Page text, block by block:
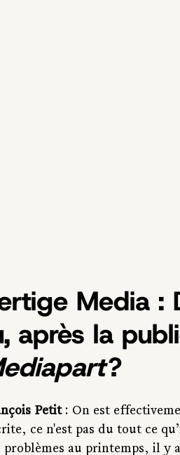
Media :
après la
?
Petit : On est
ce n'est pas du tout ce
problèmes au printemps, il y